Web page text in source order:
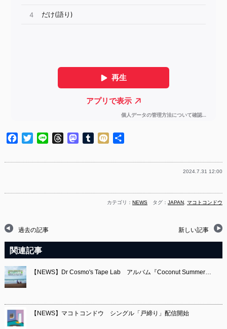
Facebook
TwitterLine ThreadsMastodon
Tumblr
Mixi
2024.7.31 12:00
カテゴリ：NEWS タグ：JAPAN ,マコトコンドウ
過去の記事 新しい記事
関連記事
【NEWS】Dr Cosmo's Tape Lab アルバム『Coconut Summer…
【NEWS】マコトコンドウ シングル「戸締り」配信開始